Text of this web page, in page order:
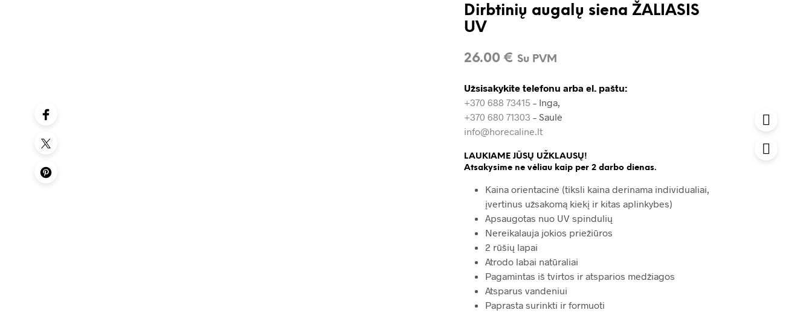
Dirbtinių augalų siena ŽALIASIS
UV
26.00€ Su PVM
Užsisakykite telefonu arba el. paštu:
+370 688 73415 – Inga,
+370 680 71303 – Saulė
info@horecaline.lt
LAUKIAME JŪSŲ UŽKLAUSŲ!
Atsakysime ne vėliau kaip per 2 darbo dienas.
Kaina orientacinė (tiksli kaina derinama individualiai,
įvertinus užsakomą kiekį ir kitas aplinkybes)
Apsaugotas nuo UV spindulių
Nereikalauja jokios priežiūros
2 rūšių lapai
Atrodo labai natūraliai
Pagamintas iš tvirtos ir atsparios medžiagos
Atsparus vandeniui
Paprasta surinkti ir formuoti